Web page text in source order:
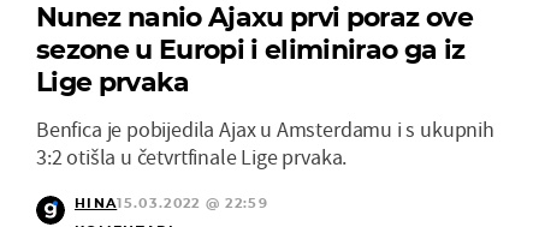
Nunez nanio Ajaxu prvi poraz ove
sezone u Europi i eliminirao ga iz
Lige prvaka
Benfica je pobijedila Ajax u Amsterdamu i s ukupnih
3:2 otišla u četvrtfinale Lige prvaka.
HINA15.03.2022 @ 22:59